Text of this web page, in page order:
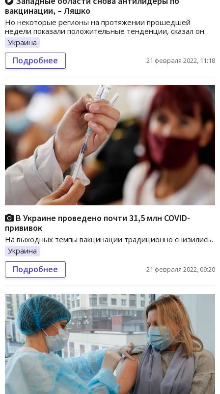
вакцинации, – Ляшко
Но некоторые регионы на протяжении прошедшей
недели показали положительные тенденции, сказал он.
Украина
Подробнее 21 февраля 2022, 11:18
В Украине проведено почти 31,5 млн COVID-
прививок
На выходных темпы вакцинации традиционно снизились.
Украина
Подробнее 21 февраля 2022, 09:20